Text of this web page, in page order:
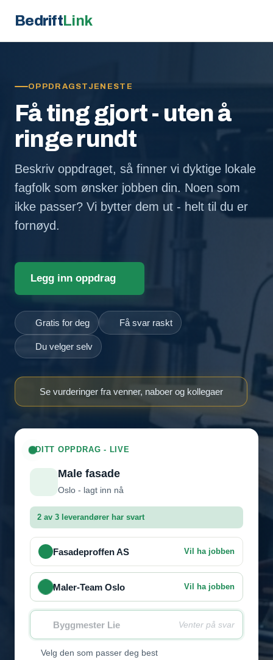
BedriftLink
OPPDRAGSTJENESTE
Få ting gjort - uten å
ringe rundt
Beskriv oppdraget, så finner vi dyktige lokale
fagfolk som ønsker jobben din. Noen som
ikke passer? Vi bytter dem ut - helt til du er
fornøyd.
Legg inn oppdrag
Gratis for deg Få svar raskt
Du velger selv
Se vurderinger fra venner, naboer og kollegaer
DITT OPPDRAG - LIVE
Male fasade
Oslo - lagt inn nå
2 av 3 leverandører har svart
Fasadeproffen AS Vil ha jobben
Maler-Team Oslo Vil ha jobben
Byggmester Lie Venter på svar
Velg den som passer deg best